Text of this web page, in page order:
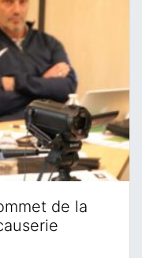
de la